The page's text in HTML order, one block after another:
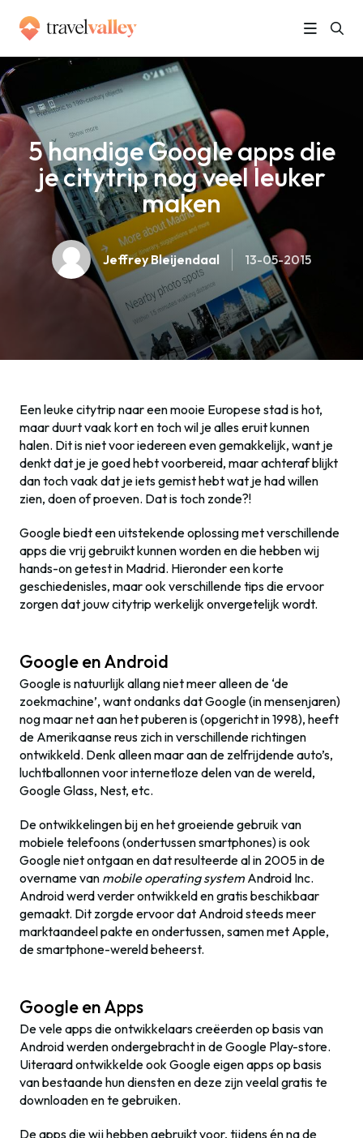
» 5 handige Google apps die je citytrip nog veel leuker maken
5 handige Google apps die
je citytrip nog veel leuker
maken
Jeffrey Bleijendaal 13-05-2015
Een leuke citytrip naar een mooie Europese stad is hot,
maar duurt vaak kort en toch wil je alles eruit kunnen
halen. Dit is niet voor iedereen even gemakkelijk, want je
denkt dat je je goed hebt voorbereid, maar achteraf blijkt
dan toch vaak dat je iets gemist hebt wat je had willen
zien, doen of proeven. Dat is toch zonde?!
Google biedt een uitstekende oplossing met verschillende
apps die vrij gebruikt kunnen worden en die hebben wij
hands-on getest in Madrid. Hieronder een korte
geschiedenisles, maar ook verschillende tips die ervoor
zorgen dat jouw citytrip werkelijk onvergetelijk wordt.
Google en Android
Google is natuurlijk allang niet meer alleen de ‘de
zoekmachine’, want ondanks dat Google (in mensenjaren)
nog maar net aan het puberen is (opgericht in 1998), heeft
de Amerikaanse reus zich in verschillende richtingen
ontwikkeld. Denk alleen maar aan de zelfrijdende auto’s,
luchtballonnen voor internetloze delen van de wereld,
Google Glass, Nest, etc.
De ontwikkelingen bij en het groeiende gebruik van
mobiele telefoons (ondertussen smartphones) is ook
Google niet ontgaan en dat resulteerde al in 2005 in de
overname van mobile operating system Android Inc.
Android werd verder ontwikkeld en gratis beschikbaar
gemaakt. Dit zorgde ervoor dat Android steeds meer
marktaandeel pakte en ondertussen, samen met Apple,
de smartphone-wereld beheerst.
Google en Apps
De vele apps die ontwikkelaars creëerden op basis van
Android werden ondergebracht in de Google Play-store.
Uiteraard ontwikkelde ook Google eigen apps op basis
van bestaande hun diensten en deze zijn veelal gratis te
downloaden en te gebruiken.
De apps die wij hebben gebruikt voor, tijdens én na de